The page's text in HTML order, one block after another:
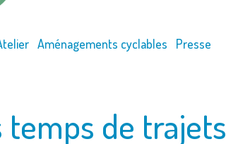
Aménagements cyclables Presse
temps de trajets